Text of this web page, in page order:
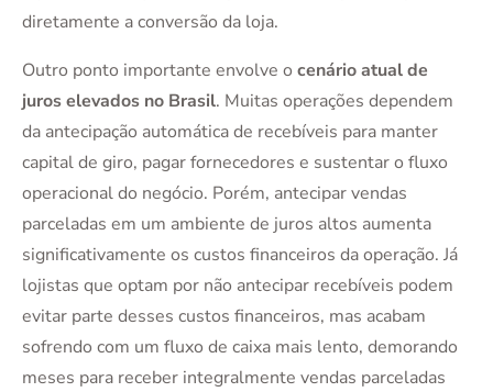
diretamente a conversão da loja.
Outro ponto importante envolve o cenário atual de
juros elevados no Brasil. Muitas operações dependem
da antecipação automática de recebíveis para manter
capital de giro, pagar fornecedores e sustentar o fluxo
operacional do negócio. Porém, antecipar vendas
parceladas em um ambiente de juros altos aumenta
significativamente os custos financeiros da operação. Já
lojistas que optam por não antecipar recebíveis podem
evitar parte desses custos financeiros, mas acabam
sofrendo com um fluxo de caixa mais lento, demorando
meses para receber integralmente vendas parceladas